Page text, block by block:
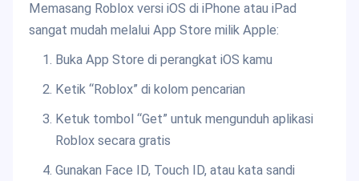
Memasang Roblox versi iOS di iPhone atau iPad
sangat mudah melalui App Store milik Apple:
Buka App Store di perangkat iOS kamu
Ketik “Roblox” di kolom pencarian
Ketuk tombol “Get” untuk mengunduh aplikasi
Roblox secara gratis
Gunakan Face ID, Touch ID, atau kata sandi